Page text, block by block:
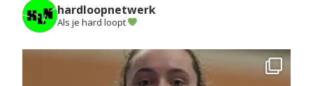
hardloopnetwerk
Als je hard loopt